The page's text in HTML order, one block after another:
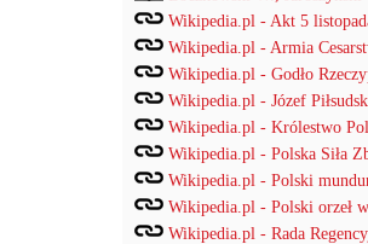
Wikipedia.pl - Akt 5
Wikipedia.pl - Armia
Wikipedia.pl - Godło
Wikipedia.pl - Józef
Wikipedia.pl - Królestwo
Wikipedia.pl - Polska Siła
Wikipedia.pl - Polski
Wikipedia.pl - Polski orzeł
Wikipedia.pl - Rada